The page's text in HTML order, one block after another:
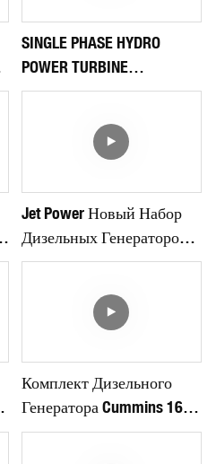
SINGLE PHASE HYDRO
POWER TURBINE
1500RPM/1800RPM 3KW
TURBINE FOR SALE
Jet Power Новый Набор
Дизельных Генераторов
Безмолвного Типа
Комплект Дизельного
Генератора Cummins 1600
Кв.